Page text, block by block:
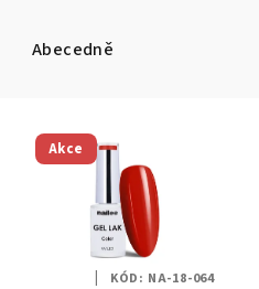
Abecedně
Akce
KÓD: NA-18-064